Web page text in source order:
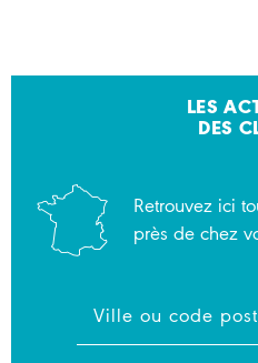
LES
DES
Retrouvez ici
près de chez